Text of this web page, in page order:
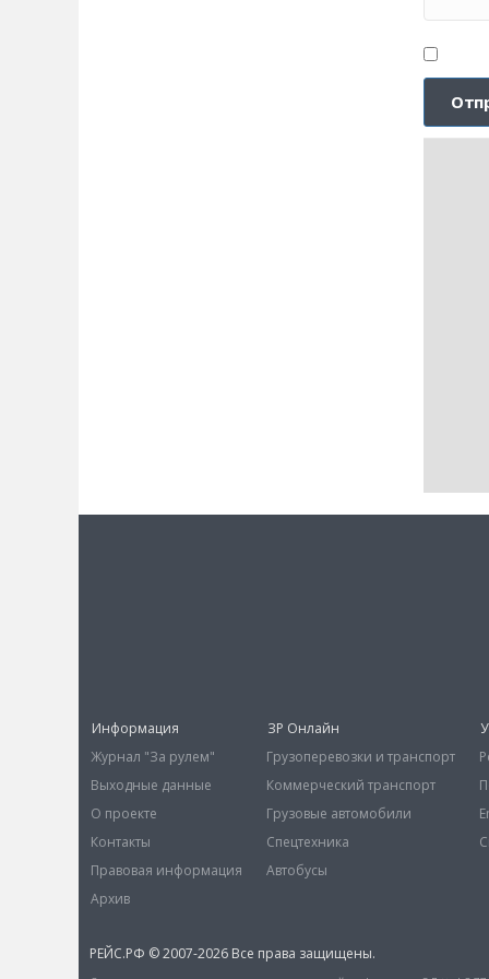
Информация
Журнал "За рулем"
Выходные данные
О проекте
Контакты
Правовая информация
Архив
ЗР Онлайн
Грузоперевозки и транспорт
Коммерческий транспорт
Грузовые автомобили
Спецтехника
Автобусы
РЕЙС.РФ © 2007-2026 Все права защищены.